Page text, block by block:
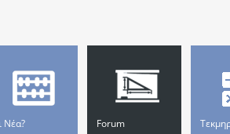
Νέα? Forum